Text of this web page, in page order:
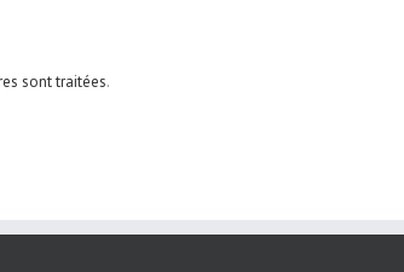
sont traitées.